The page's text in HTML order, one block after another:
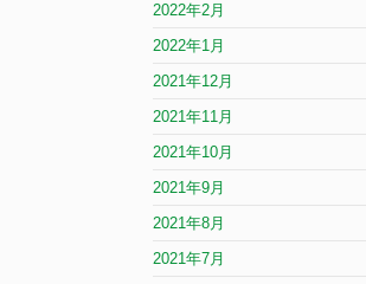
2022年2月
2022年1月
2021年12月
2021年11月
2021年10月
2021年9月
2021年8月
2021年7月